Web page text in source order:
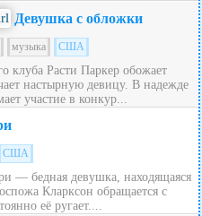
Девушка с обложки
музыка США
клуба Расти Паркер обожает
настырную девицу. В надежде
участие в конкур...
США
— бедная девушка, находящаяся
Кларксон обращается с
её ругает....